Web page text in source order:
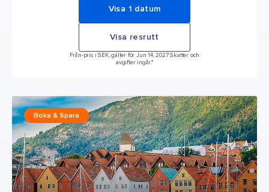
Visa 1 datum
Visa resrutt
Från-pris i SEK, gäller för Jun 14, 2027 Skatter och
avgifter ingår.*
Boka & Spara